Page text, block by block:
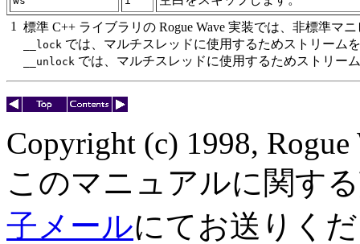
1
標準 C++ ライブラリの Rogue Wave 実装では、非標準マ
__lock では、マルチスレッドに使用するためストリーム
__unlock では、マルチスレッドに使用するためストリー
Copyright (c) 1998, Rogue
このマニュアルに関す
子メールにてお送りく